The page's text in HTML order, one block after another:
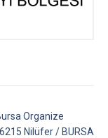
Organize
Nilüfer / BURSA